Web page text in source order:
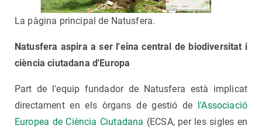
La pàgina principal de Natusfera.
Natusfera aspira a ser l'eina central de biodiversitat i
ciència ciutadana d'Europa
Part de l'equip fundador de Natusfera està implicat
directament en els òrgans de gestió de
l'Associació
Europea de Ciència Ciutadana (ECSA, per les sigles en